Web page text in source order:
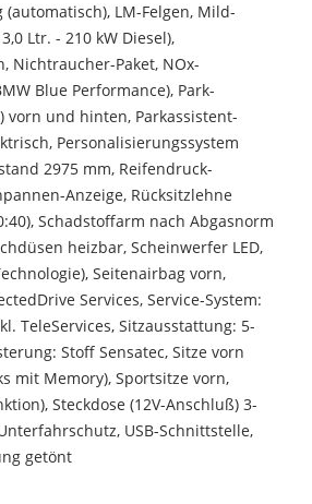
LM-Felgen, Mild-
Ltr. - 210 kW Diesel),
Nichtraucher-Paket, NOx-
Blue Performance), Park-
vorn und hinten, Parkassistent-
Personalisierungssystem
2975 mm, Reifendruck-
Anzeige, Rücksitzlehne
Schadstoffarm nach Abgasnorm
heizbar, Scheinwerfer LED,
Seitenairbag vorn,
Services, Service-System:
TeleServices, Sitzausstattung: 5-
Stoff Sensatec, Sitze vorn
mit Memory), Sportsitze vorn,
Steckdose (12V-Anschluß) 3-
USB-Schnittstelle,
getönt